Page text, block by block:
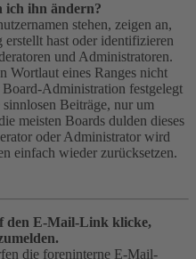
ich ihn ändern?
stehen, zeigen an,
hast oder identifizieren
und Administratoren.
Wortlaut eines Ranges nicht
Administration festgelegt
Beiträge, nur um
meisten Boards dulden dieses
oder Administrator wird
einfach wieder zurücksetzen.
den E-Mail-Link klicke,
die foreninterne E-Mail-